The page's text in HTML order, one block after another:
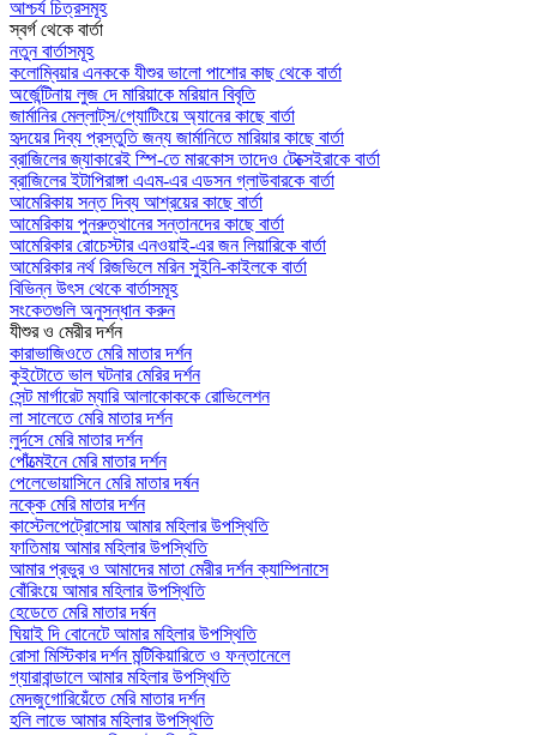
আশ্চর্য চিত্রসমূহ
স্বর্গ থেকে বার্তা
নতুন বার্তাসমূহ
কলোম্বিয়ার এনককে যীশুর ভালো পাশোর কাছ থেকে বার্তা
অর্জেন্টিনায় লুজ দে মারিয়াকে মরিয়ান বিবৃতি
জার্মানির মেল্লাট্‌স/গ্যোটিংয়ে অ্যানের কাছে বার্তা
হৃদয়ের দিব্য প্রস্তুতি জন্য জার্মানিতে মারিয়ার কাছে বার্তা
ব্রাজিলের জ্যাকারেই স্পি-তে মারকোস তাদেও টেক্সেইরাকে বার্তা
ব্রাজিলের ইটাপিরাঙ্গা এএম-এর এডসন গ্লাউবারকে বার্তা
আমেরিকায় সন্ত দিব্য আশ্রয়ের কাছে বার্তা
আমেরিকায় পুনরুত্থানের সন্তানদের কাছে বার্তা
আমেরিকার রোচেস্টার এনওয়াই-এর জন লিয়ারিকে বার্তা
আমেরিকার নর্থ রিজভিলে মরিন সুইনি-কাইলকে বার্তা
বিভিন্ন উৎস থেকে বার্তাসমূহ
সংকেতগুলি অনুসন্ধান করুন
যীশুর ও মেরীর দর্শন
কারাভাজিওতে মেরি মাতার দর্শন
কুইটোতে ভাল ঘটনার মেরির দর্শন
সেন্ট মার্গারেট ম্যারি আলাকোককে রোভিলেশন
লা সালেতে মেরি মাতার দর্শন
লুর্দসে মেরি মাতার দর্শন
পোঁত্মেইনে মেরি মাতার দর্শন
পেলেভোয়াসিনে মেরি মাতার দর্ষন
নক্কে মেরি মাতার দর্শন
কাস্টেলপেট্রোসোয় আমার মহিলার উপস্থিতি
ফাতিমায় আমার মহিলার উপস্থিতি
আমার প্রভুর ও আমাদের মাতা মেরীর দর্শন ক্যাম্পিনাসে
বোঁরিংয়ে আমার মহিলার উপস্থিতি
হেডেতে মেরি মাতার দর্ষন
ঘিয়াই দি বোনেটে আমার মহিলার উপস্থিতি
রোসা মিস্টিকার দর্শন মন্টিকিয়ারিতে ও ফন্তানেলে
গ্যারাবান্ডালে আমার মহিলার উপস্থিতি
মেদজুগোরিয়েঁতে মেরি মাতার দর্শন
হলি লাভে আমার মহিলার উপস্থিতি